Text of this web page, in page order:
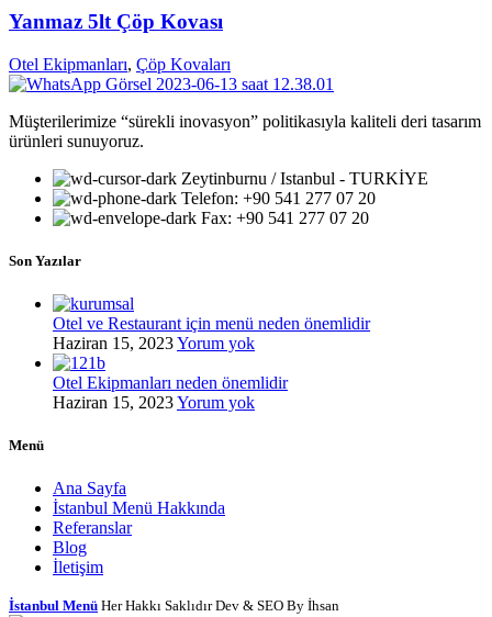
Yanmaz 5lt Çöp Kovası
Otel Ekipmanları, Çöp Kovaları
Müşterilerimize “sürekli inovasyon” politikasıyla kaliteli deri tasarım
ürünleri sunuyoruz.
Zeytinburnu / Istanbul - TURKİYE
Telefon: +90 541 277 07 20
Fax: +90 541 277 07 20
Son Yazılar
Otel ve Restaurant için menü neden önemlidir
Haziran 15, 2023Yorum yok
Otel Ekipmanları neden önemlidir
Haziran 15, 2023Yorum yok
Menü
Ana Sayfa
İstanbul Menü Hakkında
Referanslar
Blog
İletişim
İstanbul Menü Her Hakkı Saklıdır Dev & SEO By İhsan